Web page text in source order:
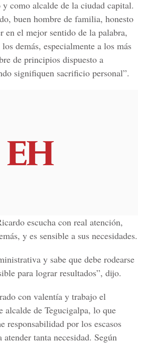
como alcalde de la ciudad capital.
buen hombre de familia, honesto
en el mejor sentido de la palabra,
demás, especialmente a los más
de principios dispuesto a
signifiquen sacrificio personal”.
escucha con real atención,
y es sensible a sus necesidades.
y sabe que debe rodearse
para lograr resultados”, dijo.
con valentía y trabajo el
de Tegucigalpa, lo que
responsabilidad por los escasos
atender tanta necesidad. Según